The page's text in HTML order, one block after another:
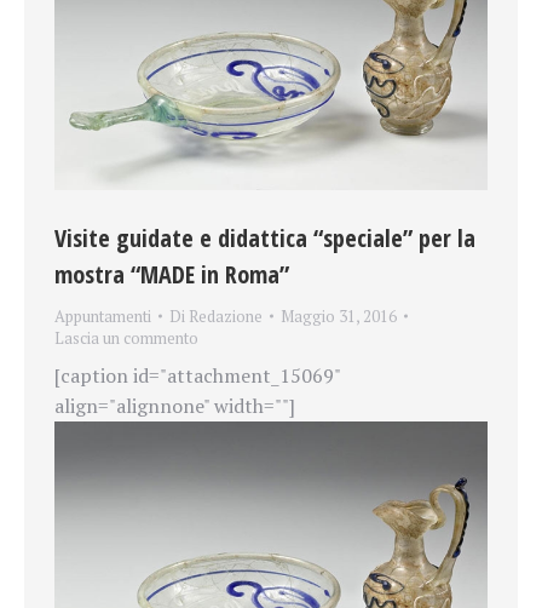
Visite guidate e didattica “speciale” per la
mostra “MADE in Roma”
Appuntamenti Di Redazione
Maggio 31, 2016
Lascia un commento
[caption id="attachment_15069"
align="alignnone" width=""]